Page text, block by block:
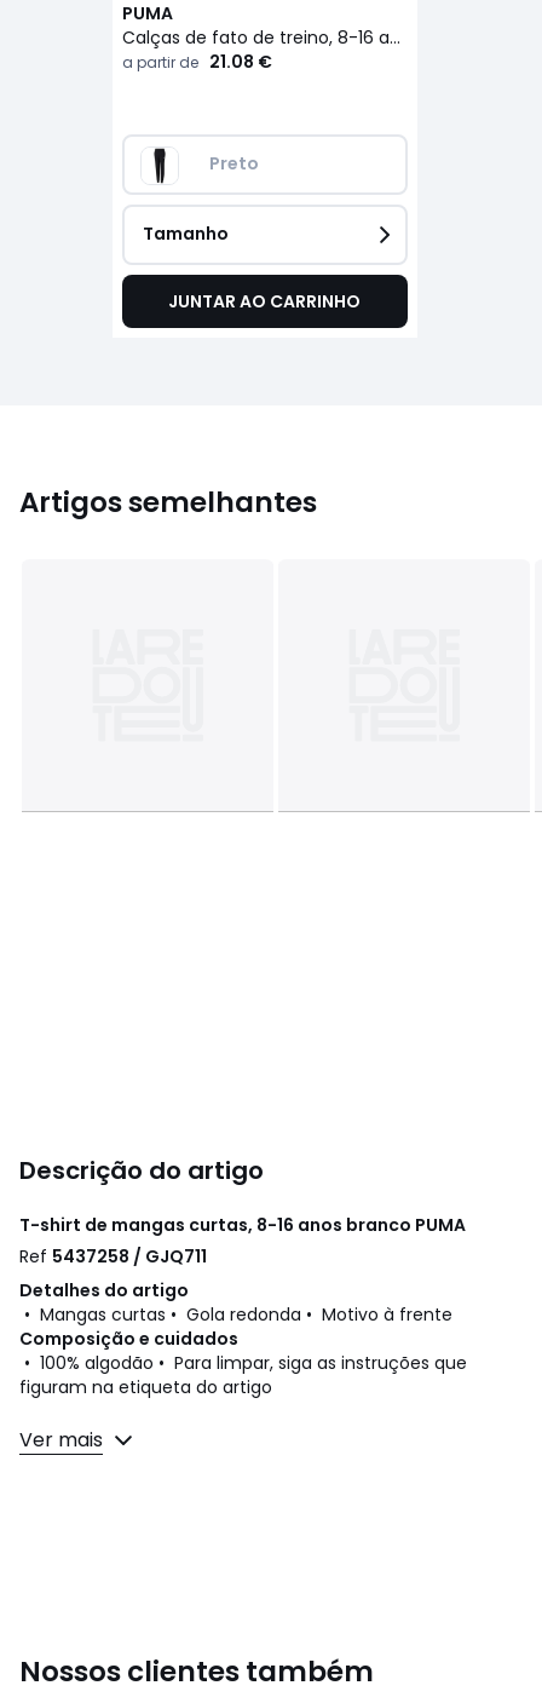
PUMA
Calças de fato de treino, 8-16 anos
a partir de 21.08 €
Preto
Tamanho
JUNTAR AO CARRINHO
Artigos semelhantes
Descrição do artigo
T-shirt de mangas curtas, 8-16 anos branco PUMA
Ref 5437258 / GJQ711
Detalhes do artigo
• Mangas curtas • Gola redonda • Motivo à frente
Composição e cuidados
• 100% algodão • Para limpar, siga as instruções que
figuram na etiqueta do artigo
Cores Branco
Tamanhos
Ver mais
Nossos clientes também